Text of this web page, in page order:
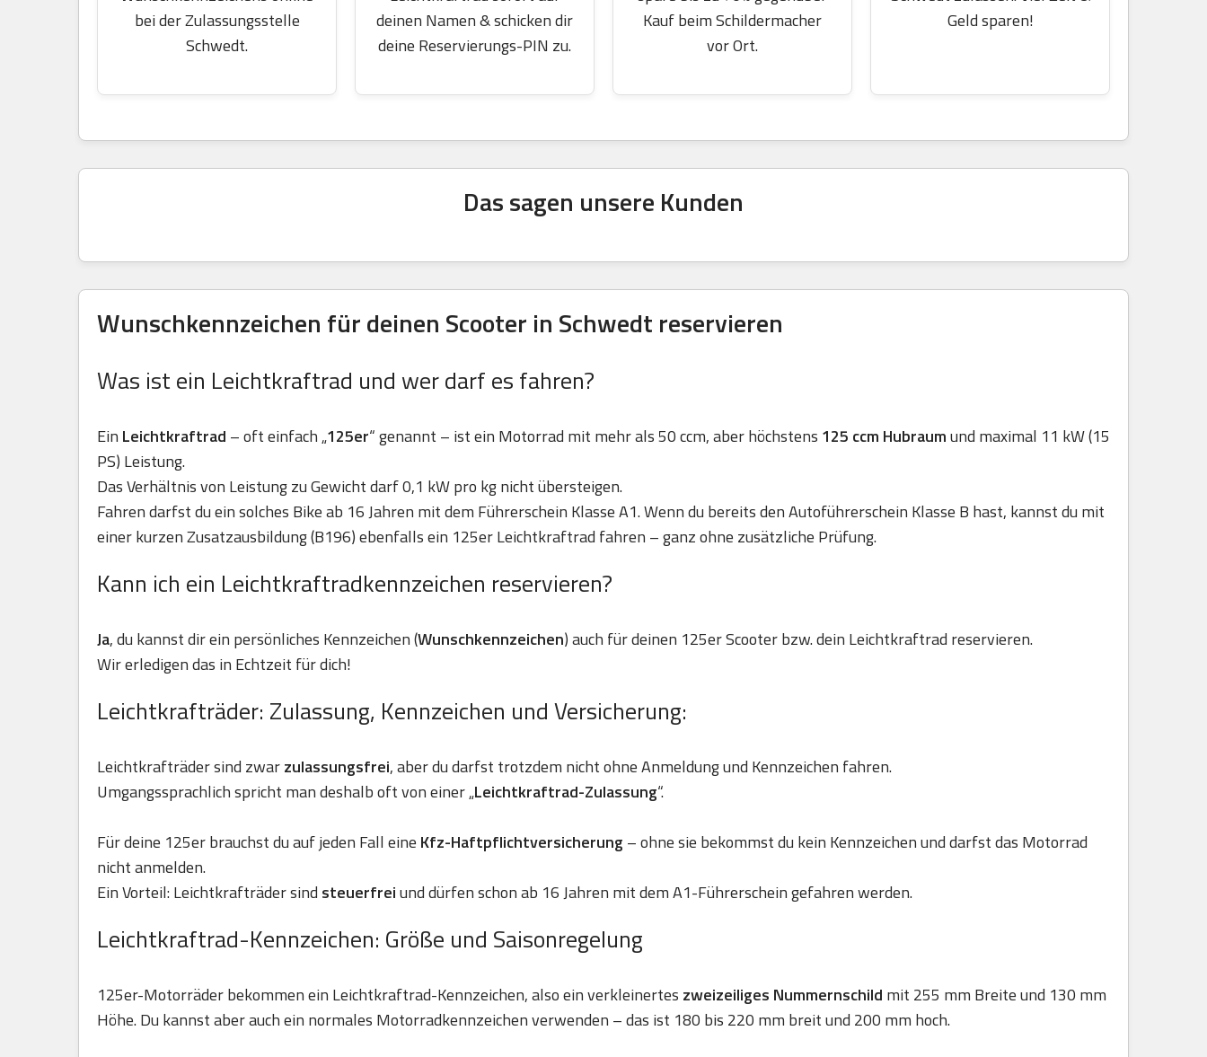
bei der Zulassungsstelle
Schwedt.
deinen Namen & schicken dir
deine Reservierungs-PIN zu.
Kauf beim Schildermacher
vor Ort.
Geld sparen!
Das sagen unsere Kunden
Wunschkennzeichen für deinen Scooter in Schwedt reservieren
Was ist ein Leichtkraftrad und wer darf es fahren?
Ein Leichtkraftrad – oft einfach „125er“ genannt – ist ein Motorrad mit mehr als 50 ccm, aber höchstens 125 ccm Hubraumund maximal 11 kW (15
PS) Leistung.
Das Verhältnis von Leistung zu Gewicht darf 0,1 kW pro kg nicht übersteigen.
Fahren darfst du ein solches Bike ab 16 Jahren mit dem Führerschein Klasse A1. Wenn du bereits den Autoführerschein Klasse B hast, kannst du mit
einer kurzen Zusatzausbildung (B196) ebenfalls ein 125er Leichtkraftrad fahren – ganz ohne zusätzliche Prüfung.
Kann ich ein Leichtkraftradkennzeichen reservieren?
Ja, du kannst dir ein persönliches Kennzeichen (Wunschkennzeichen) auch für deinen 125er Scooter bzw. dein Leichtkraftrad reservieren.
Wir erledigen das in Echtzeit für dich!
Leichtkrafträder: Zulassung, Kennzeichen und Versicherung:
Leichtkrafträder sind zwarzulassungsfrei, aber du darfst trotzdem nicht ohne Anmeldung und Kennzeichen fahren.
Umgangssprachlich spricht man deshalb oft von einer „Leichtkraftrad-Zulassung“.
Für deine 125er brauchst du auf jeden Fall eine Kfz-Haftpflichtversicherung – ohne sie bekommst du kein Kennzeichen und darfst das Motorrad
nicht anmelden.
Ein Vorteil: Leichtkrafträder sind steuerfreiund dürfen schon ab 16 Jahren mit dem A1-Führerschein gefahren werden.
Leichtkraftrad-Kennzeichen: Größe und Saisonregelung
125er-Motorräder bekommen ein Leichtkraftrad-Kennzeichen, also ein verkleinertes zweizeiliges Nummernschild mit 255 mm Breite und 130 mm
Höhe. Du kannst aber auch ein normales Motorradkennzeichen verwenden – das ist 180 bis 220 mm breit und 200 mm hoch.